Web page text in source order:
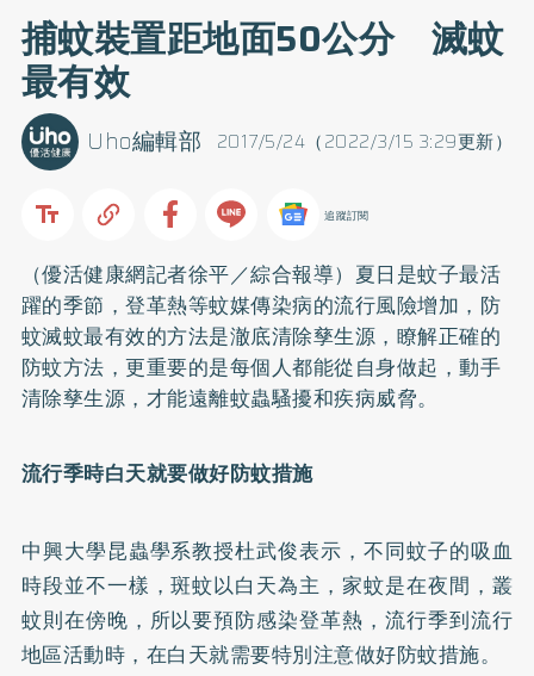
捕蚊裝置距地面50公分 滅蚊
最有效
2017/5/24（2022/3/15 3:29更新）
Uho編輯部
追蹤訂閱
（優活健康網記者徐平／綜合報導）夏日是蚊子最活
躍的季節，登革熱等蚊媒傳染病的流行風險增加，防
蚊滅蚊最有效的方法是澈底清除孳生源，瞭解正確的
防蚊方法，更重要的是每個人都能從自身做起，動手
清除孳生源，才能遠離蚊蟲騷擾和疾病威脅。
流行季時白天就要做好防蚊措施
中興大學昆蟲學系教授杜武俊表示，不同蚊子的吸血
時段並不一樣，斑蚊以白天為主，家蚊是在夜間，叢
蚊則在傍晚，所以要預防感染登革熱，流行季到流行
地區活動時，在白天就需要特別注意做好防蚊措施。